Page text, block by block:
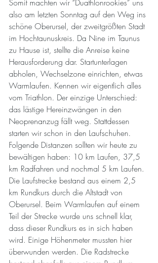
Somit machten wir “Duathlonrookies” uns
also am letzten Sonntag auf den Weg ins
schöne Oberursel, der zweitgrößten Stadt
im Hochtaunuskreis. Da Nine im Taunus
zu Hause ist, stellte die Anreise keine
Herausforderung dar. Startunterlagen
abholen, Wechselzone einrichten, etwas
Warmlaufen. Kennen wir eigentlich alles
vom Triathlon. Der einzige Unterschied:
das lästige Hereinzwängen in den
Neoprenanzug fällt weg. Stattdessen
starten wir schon in den Laufschuhen.
Folgende Distanzen sollten wir heute zu
bewältigen haben: 10 km Laufen, 37,5
km Radfahren und nochmal 5 km Laufen.
Die Laufstrecke bestand aus einem 2,5
km Rundkurs durch die Altstadt von
Oberursel. Beim Warmlaufen auf einem
Teil der Strecke wurde uns schnell klar,
dass dieser Rundkurs es in sich haben
wird. Einige Höhenmeter mussten hier
überwunden werden. Die Radstrecke